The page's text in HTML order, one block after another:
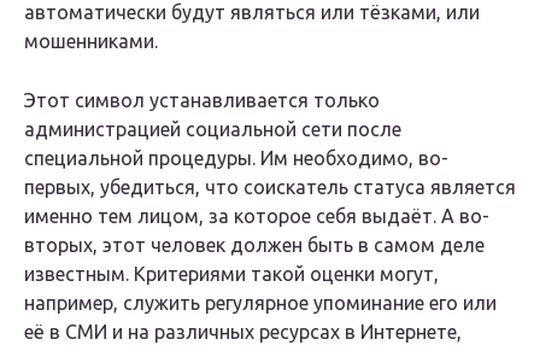
автоматически будут являться или тёзками, или
мошенниками.
Этот символ устанавливается только
администрацией социальной сети после
специальной процедуры. Им необходимо, во-
первых, убедиться, что соискатель статуса является
именно тем лицом, за которое себя выдаёт. А во-
вторых, этот человек должен быть в самом деле
известным. Критериями такой оценки могут,
например, служить регулярное упоминание его или
её в СМИ и на различных ресурсах в Интернете,